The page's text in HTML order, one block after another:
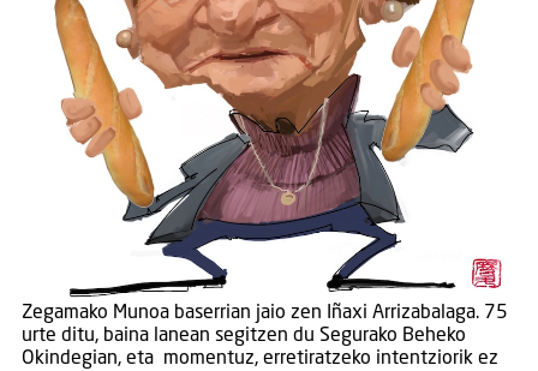
Zegamako Munoa baserrian jaio zen Iñaxi Arrizabalaga. 75
urte ditu, baina lanean segitzen du Segurako Beheko
Okindegian, eta momentuz, erretiratzeko intentziorik ez